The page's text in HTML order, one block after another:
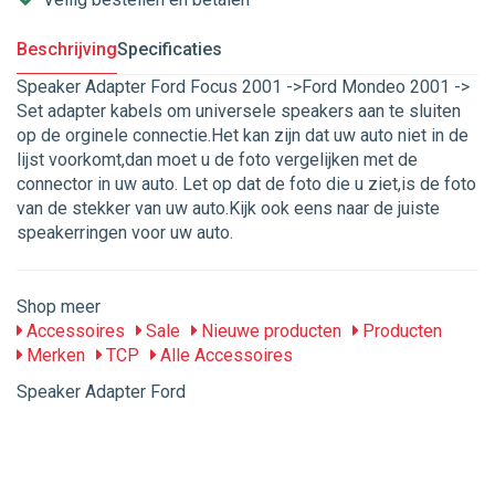
BeschrijvingSpecificaties
Speaker Adapter Ford Focus 2001 ->Ford Mondeo 2001 ->
Set adapter kabels om universele speakers aan te sluiten
op de orginele connectie.Het kan zijn dat uw auto niet in de
lijst voorkomt,dan moet u de foto vergelijken met de
connector in uw auto. Let op dat de foto die u ziet,is de foto
van de stekker van uw auto.Kijk ook eens naar de juiste
speakerringen voor uw auto.
Shop meer
Accessoires
Sale Nieuwe producten
Producten
Merken
TCP
Alle Accessoires
Speaker Adapter Ford